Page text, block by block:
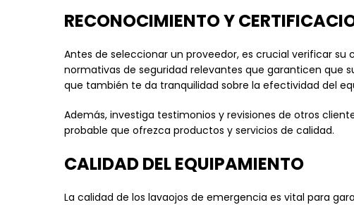
RECONOCIMIENTO Y
Antes de seleccionar un proveedor, es crucial verificar
normativas de seguridad relevantes que garanticen que
que también te da tranquilidad sobre la efectividad del
Además, investiga testimonios y revisiones de otros
probable que ofrezca productos y servicios de calidad.
CALIDAD DEL EQUIPAMIENTO
La calidad de los lavaojos de emergencia es vital para